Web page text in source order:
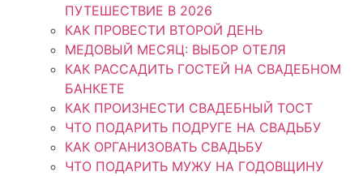
ПУТЕШЕСТВИЕ В 2026
КАК ПРОВЕСТИ ВТОРОЙ ДЕНЬ
МЕДОВЫЙ МЕСЯЦ: ВЫБОР ОТЕЛЯ
КАК РАССАДИТЬ ГОСТЕЙ НА СВАДЕБНОМ
БАНКЕТЕ
КАК ПРОИЗНЕСТИ СВАДЕБНЫЙ ТОСТ
ЧТО ПОДАРИТЬ ПОДРУГЕ НА СВАДЬБУ
КАК ОРГАНИЗОВАТЬ СВАДЬБУ
ЧТО ПОДАРИТЬ МУЖУ НА ГОДОВЩИНУ